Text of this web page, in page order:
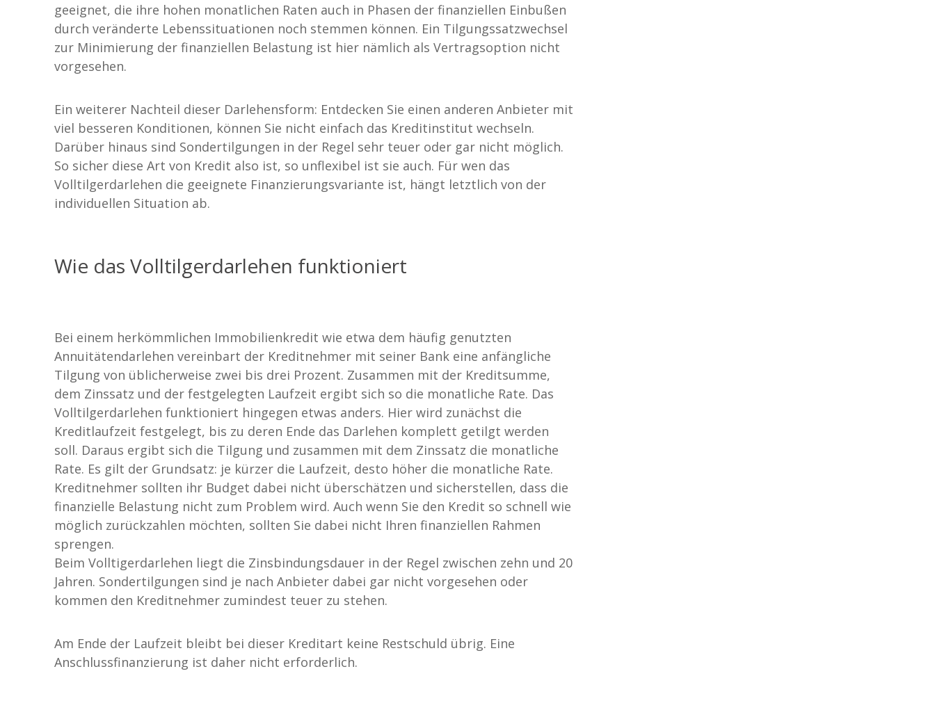
geeignet, die ihre hohen monatlichen Raten auch in Phasen der finanziellen Einbußen
durch veränderte Lebenssituationen noch stemmen können. Ein Tilgungssatzwechsel
zur Minimierung der finanziellen Belastung ist hier nämlich als Vertragsoption nicht
vorgesehen.
Ein weiterer Nachteil dieser Darlehensform: Entdecken Sie einen anderen Anbieter mit
viel besseren Konditionen, können Sie nicht einfach das Kreditinstitut wechseln.
Darüber hinaus sind Sondertilgungen in der Regel sehr teuer oder gar nicht möglich.
So sicher diese Art von Kredit also ist, so unflexibel ist sie auch. Für wen das
Volltilgerdarlehen die geeignete Finanzierungsvariante ist, hängt letztlich von der
individuellen Situation ab.
Wie das Volltilgerdarlehen funktioniert
Bei einem herkömmlichen Immobilienkredit wie etwa dem häufig genutzten
Annuitätendarlehen vereinbart der Kreditnehmer mit seiner Bank eine anfängliche
Tilgung von üblicherweise zwei bis drei Prozent. Zusammen mit der Kreditsumme,
dem Zinssatz und der festgelegten Laufzeit ergibt sich so die monatliche Rate. Das
Volltilgerdarlehen funktioniert hingegen etwas anders. Hier wird zunächst die
Kreditlaufzeit festgelegt, bis zu deren Ende das Darlehen komplett getilgt werden
soll. Daraus ergibt sich die Tilgung und zusammen mit dem Zinssatz die monatliche
Rate. Es gilt der Grundsatz: je kürzer die Laufzeit, desto höher die monatliche Rate.
Kreditnehmer sollten ihr Budget dabei nicht überschätzen und sicherstellen, dass die
finanzielle Belastung nicht zum Problem wird. Auch wenn Sie den Kredit so schnell wie
möglich zurückzahlen möchten, sollten Sie dabei nicht Ihren finanziellen Rahmen
sprengen.
Beim Volltigerdarlehen liegt die Zinsbindungsdauer in der Regel zwischen zehn und 20
Jahren. Sondertilgungen sind je nach Anbieter dabei gar nicht vorgesehen oder
kommen den Kreditnehmer zumindest teuer zu stehen.
Am Ende der Laufzeit bleibt bei dieser Kreditart keine Restschuld übrig. Eine
Anschlussfinanzierung ist daher nicht erforderlich.